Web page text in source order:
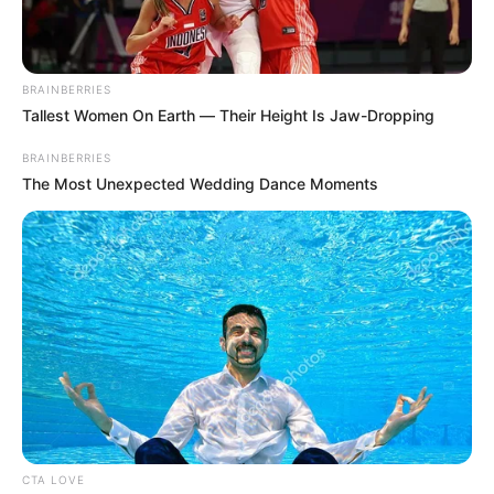
Ciudad Verde: puente artesanal
construido por la comunidad
BRAINBERRIES
Tallest Women On Earth — Their Height Is Jaw-Dropping
BRAINBERRIES
The Most Unexpected Wedding Dance Moments
CTA LOVE